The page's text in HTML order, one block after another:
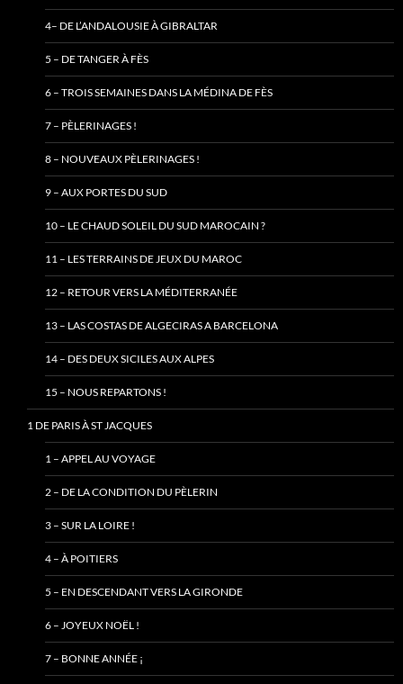
4– DE L’ANDALOUSIE À GIBRALTAR
5 – DE TANGER À FÈS
6 – TROIS SEMAINES DANS LA MÉDINA DE FÈS
7 – PÈLERINAGES !
8 – NOUVEAUX PÈLERINAGES !
9 – AUX PORTES DU SUD
10 – LE CHAUD SOLEIL DU SUD MAROCAIN ?
11 – LES TERRAINS DE JEUX DU MAROC
12 – RETOUR VERS LA MÉDITERRANÉE
13 – LAS COSTAS DE ALGECIRAS A BARCELONA
14 – DES DEUX SICILES AUX ALPES
15 – NOUS REPARTONS !
1 DE PARIS À ST JACQUES
1 – APPEL AU VOYAGE
2 – DE LA CONDITION DU PÈLERIN
3 – SUR LA LOIRE !
4 – À POITIERS
5 – EN DESCENDANT VERS LA GIRONDE
6 – JOYEUX NOËL !
7 – BONNE ANNÉE ¡